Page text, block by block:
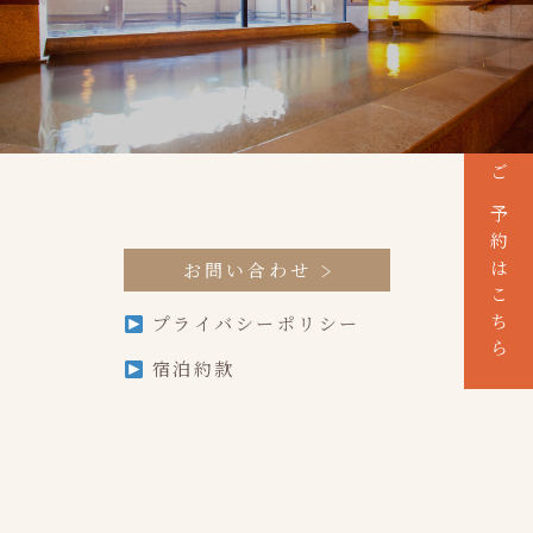
ご予約はこちら
お問い合わせ
プライバシーポリシー
宿泊約款